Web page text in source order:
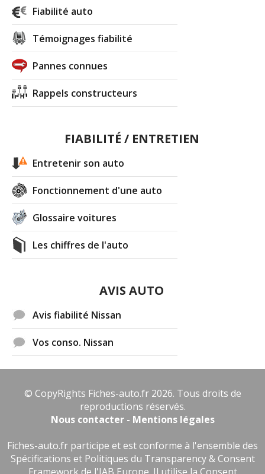
Fiabilité auto
Témoignages fiabilité
Pannes connues
Rappels constructeurs
FIABILITÉ / ENTRETIEN
Entretenir son auto
Fonctionnement d'une auto
Glossaire voitures
Les chiffres de l'auto
AVIS AUTO
Avis fiabilité Nissan
Vos conso. Nissan
© CopyRights Fiches-auto.fr 2026. Tous droits de
reproductions réservés.
Nous contacter - Mentions légales
Fiches-auto.fr participe et est conforme à l'ensemble des
Spécifications et Politiques du Transparency & Consent